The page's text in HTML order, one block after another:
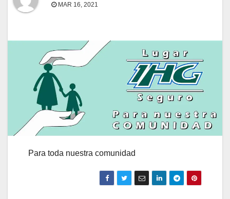
MAR 16, 2021
Para toda nuestra comunidad